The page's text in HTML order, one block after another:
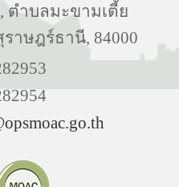
ตำบลมะขามเตี้ย
ราษฎร์ธานี, 84000